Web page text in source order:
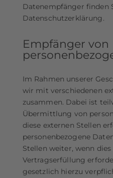
Datenempfänger finden
Datenschutzerklärung.
Empfänger von
Im Rahmen unserer
wir mit verschiedenen
zusammen. Dabei ist
Übermittlung von
diese externen Stellen
personenbezogene
Stellen weiter, wenn
Vertragserfüllung
gesetzlich hierzu